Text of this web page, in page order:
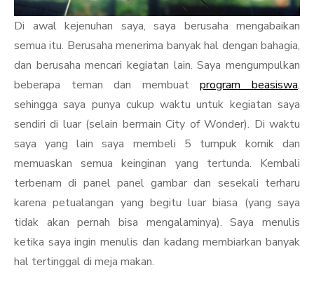
Di awal kejenuhan saya, saya berusaha mengabaikan
semua itu. Berusaha menerima banyak hal dengan bahagia,
dan berusaha mencari kegiatan lain. Saya mengumpulkan
beberapa teman dan membuatprogram beasiswa,
sehingga saya punya cukup waktu untuk kegiatan saya
sendiri di luar (selain bermain City of Wonder). Di waktu
saya yang lain saya membeli 5 tumpuk komik dan
memuaskan semua keinginan yang tertunda. Kembali
terbenam di panel panel gambar dan sesekali terharu
karena petualangan yang begitu luar biasa (yang saya
tidak akan pernah bisa mengalaminya). Saya menulis
ketika saya ingin menulis dan kadang membiarkan banyak
hal tertinggal di meja makan.